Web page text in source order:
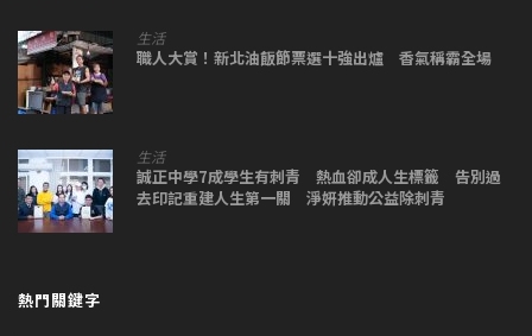
生活
職人大賞！新北油飯節票選十強出爐 香氣稱霸全場
生活
誠正中學7成學生有刺青 熱血卻成人生標籤 告別過
去印記重建人生第一關 淨妍推動公益除刺青
熱門關鍵字